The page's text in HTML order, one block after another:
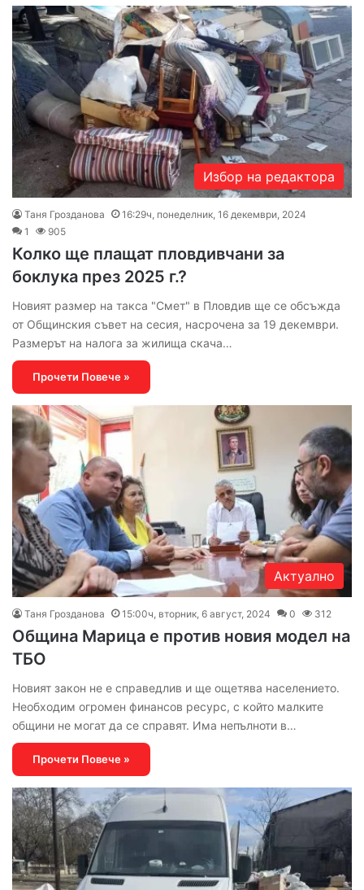
Избор на редактора
Таня Грозданова
16:29ч, понеделник, 16 декември, 2024
1
905
Колко ще плащат пловдивчани за
боклука през 2025 г.?
Новият размер на такса "Смет" в Пловдив ще се обсъжда
от Общинския съвет на сесия, насрочена за 19 декември.
Размерът на налога за жилища скача…
Прочети Повече »
Актуално
Таня Грозданова 15:00ч, вторник, 6 август, 2024 0 312
Община Марица е против новия модел на
ТБО
Новият закон не е справедлив и ще ощетява населението.
Необходим огромен финансов ресурс, с който малките
общини не могат да се справят. Има непълноти в…
Прочети Повече »